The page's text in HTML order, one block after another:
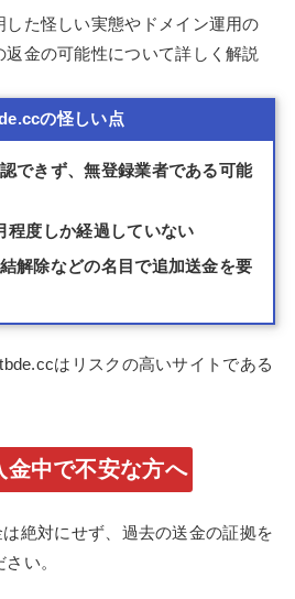
た怪しい実態やドメイン運用の
金の可能性について詳しく解説
の怪しい点
できず、無登録業者である可能
程度しか経過していない
解除などの名目で追加送金を要
はリスクの高いサイトである
中で不安な方へ
絶対にせず、過去の送金の証拠を
い。